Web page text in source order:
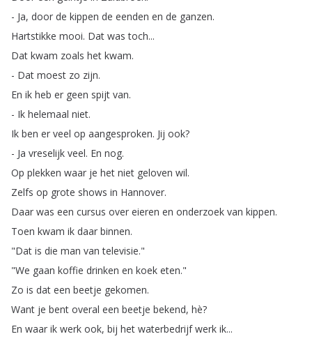
- Ja, door de kippen de eenden en de ganzen.
Hartstikke mooi. Dat was toch...
Dat kwam zoals het kwam.
- Dat moest zo zijn.
En ik heb er geen spijt van.
- Ik helemaal niet.
Ik ben er veel op aangesproken. Jij ook?
- Ja vreselijk veel. En nog.
Op plekken waar je het niet geloven wil.
Zelfs op grote shows in Hannover.
Daar was een cursus over eieren en onderzoek van kippen.
Toen kwam ik daar binnen.
"Dat is die man van televisie."
"We gaan koffie drinken en koek eten."
Zo is dat een beetje gekomen.
Want je bent overal een beetje bekend, hè?
En waar ik werk ook, bij het waterbedrijf werk ik...